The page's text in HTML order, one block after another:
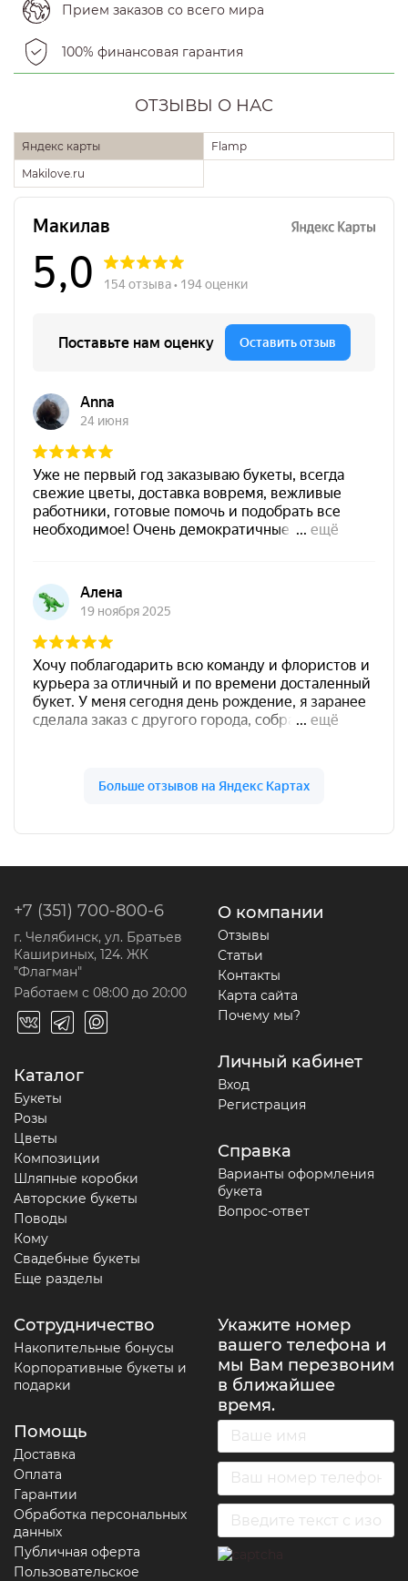
Прием заказов со всего мира
100% финансовая гарантия
ОТЗЫВЫ О НАС
Яндекс карты
Flamp
Makilove.ru
+7 (351) 700-800-6
г. Челябинск, ул. Братьев
Кашириных, 124. ЖК
"Флагман"
Работаем с 08:00 до 20:00
Каталог
Букеты
Розы
Цветы
Композиции
Шляпные коробки
Авторские букеты
Поводы
Кому
Свадебные букеты
Еще разделы
О компании
Отзывы
Статьи
Контакты
Карта сайта
Почему мы?
Личный кабинет
Вход
Регистрация
Справка
Варианты оформления
букета
Вопрос-ответ
Сотрудничество
Накопительные бонусы
Корпоративные букеты и
подарки
Помощь
Доставка
Оплата
Гарантии
Обработка персональных
данных
Публичная оферта
Пользовательское
Укажите номер
вашего телефона и
мы Вам перезвоним
в ближайшее
время.